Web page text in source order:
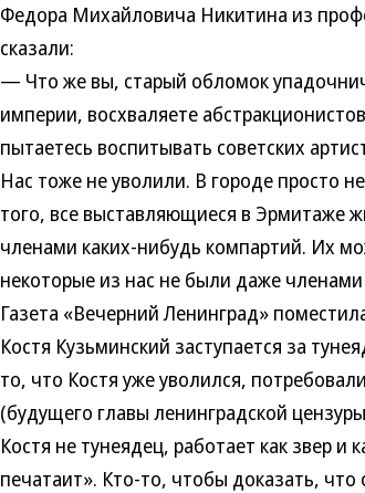
Федора Михайловича Никитина из
сказали:
— Что же вы, старый обломок
империи, восхваляете
пытаетесь воспитывать советских
Нас тоже не уволили. В городе просто
того, все выставляющиеся в
членами каких-нибудь компартий. Их
некоторые из нас не были даже
Газета «Вечерний Ленинград»
Костя Кузьминский заступается за
то, что Костя уже уволился,
(будущего главы ленинградской
Костя не тунеядец, работает как звер
печатаит». Кто-то, чтобы доказать,